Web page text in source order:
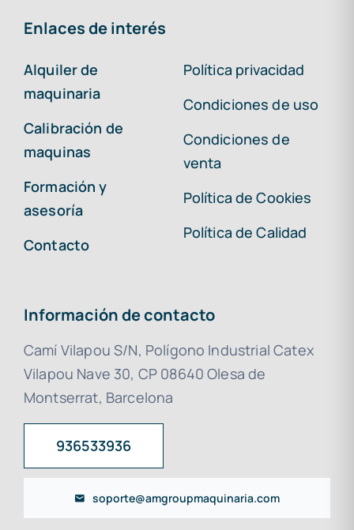
Enlaces de interés
Alquiler de
maquinaria
Calibración de
maquinas
Formación y
asesoría
Contacto
Política privacidad
Condiciones de uso
Condiciones de
venta
Política de Cookies
Política de Calidad
Información de contacto
Camí Vilapou S/N, Polígono Industrial Catex
Vilapou Nave 30, CP 08640 Olesa de
Montserrat, Barcelona
936533936
soporte@amgroupmaquinaria.com